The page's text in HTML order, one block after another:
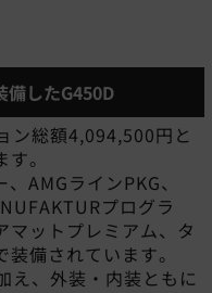
したG450D
ン総額4,094,500円と
。
AMGラインPKG、
プログラ
マットプレミアム、タ
備されています。
え、外装・内装ともに